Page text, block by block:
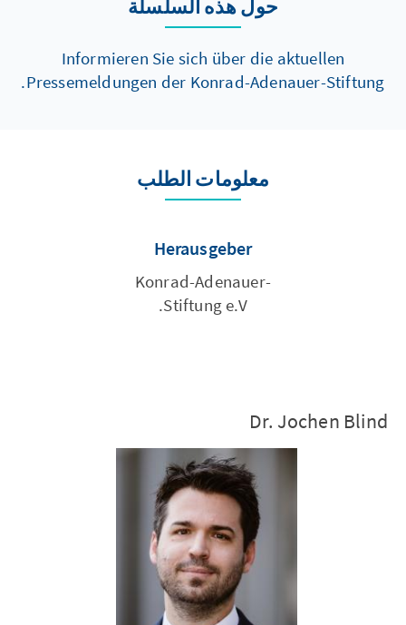
حول هذه السلسلة
Informieren Sie sich über die aktuellen
Pressemeldungen der Konrad-Adenauer-Stiftung.
معلومات الطلب
Herausgeber
Konrad-Adenauer-
Stiftung e.V.
Dr. Jochen Blind